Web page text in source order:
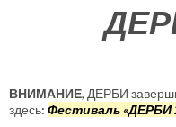
ВНИМАНИЕ, ДЕРБИ
здесь: Фестиваль «ДЕРБИ